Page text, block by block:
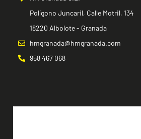
Polígono Juncaril, Calle Motril, 134
18220 Albolote - Granada
hmgranada@hmgranada.com
958 467 068